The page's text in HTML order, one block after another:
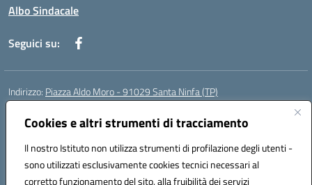
Cookies e altri strumenti di tracciamento
Il nostro Istituto non utilizza strumenti di profilazione degli utenti -
sono utilizzati esclusivamente cookies tecnici necessari al
corretto funzionamento del sito, alla fruibilità dei servizi
Albo Sindacale
Seguici su:
Indirizzo: Piazza Aldo Moro - 91029 Santa Ninfa (TP)
Centralino:
Posta elettronica certificata (PEC):tpic807004@pec.istruzione.it
Codice fiscale: 81002070811
Codice meccanografico:TPIC807004
Codice Indice delle Pubbliche Amministrazioni (IPA): istsc_tpic807004